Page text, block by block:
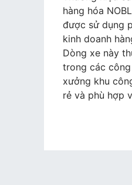
xe
nâng
hàng
NOBLIFT
tại
MH
RENTAL
hàng hóa
được sử dụng
kinh doanh
Dòng xe này
trong các
xưởng khu
rẻ và phù hợp